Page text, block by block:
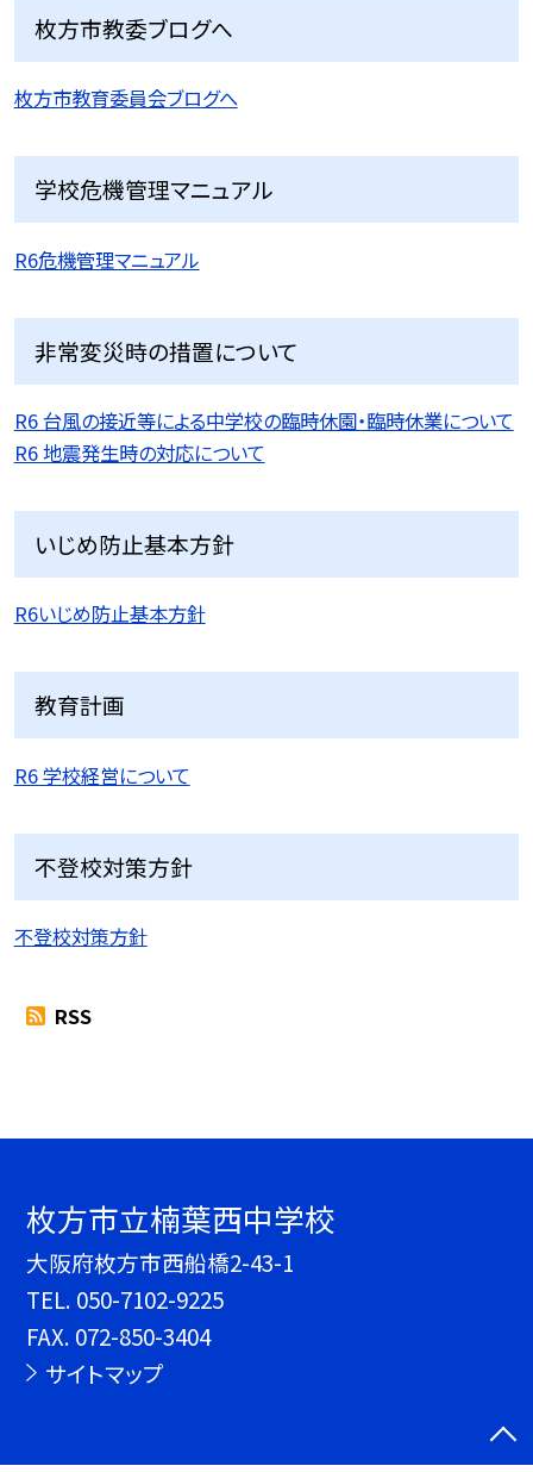
枚方市教委ブログへ
枚方市教育委員会ブログへ
学校危機管理マニュアル
R6危機管理マニュアル
非常変災時の措置について
R6 台風の接近等による中学校の臨時休園・臨時休業について
R6 地震発生時の対応について
いじめ防止基本方針
R6いじめ防止基本方針
教育計画
R6 学校経営について
不登校対策方針
不登校対策方針
RSS
枚方市立楠葉西中学校
大阪府枚方市西船橋2-43-1
TEL. 050-7102-9225
FAX. 072-850-3404
サイトマップ